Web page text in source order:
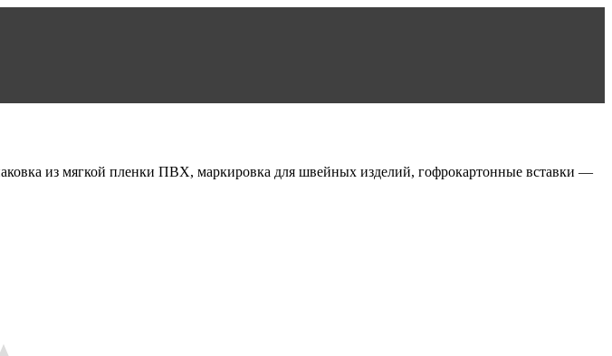
из мягкой пленки ПВХ, маркировка для швейных изделий, гофрокартонные вставки —